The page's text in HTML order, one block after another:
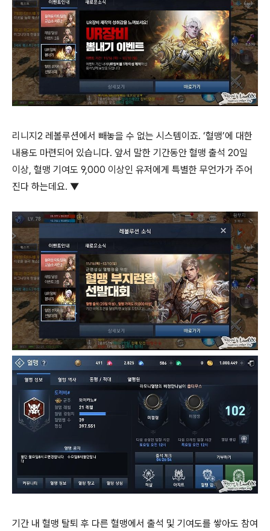
리니지2 레볼루션에서 빼놓을 수 없는 시스템이죠. ‘혈맹’에 대한
내용도 마련되어 있습니다. 앞서 말한 기간동안 혈맹 출석 20일
이상, 혈맹 기여도 9,000 이상인 유저에게 특별한 무언가가 주어
진다 하는데요. ▼
기간 내 혈맹 탈퇴 후 다른 혈맹에서 출석 및 기여도를 쌓아도 참여